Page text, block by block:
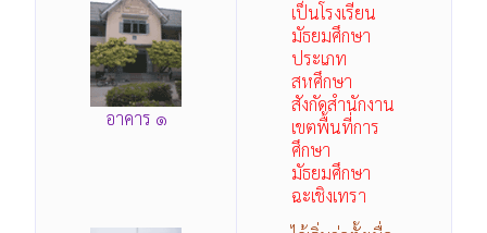
อาคาร ๑
เป็นโรงเรียน
มัธยมศึกษา
ประเภท
สหศึกษา
สังกัดสำนักงาน
เขตพื้นที่การ
ศึกษา
มัธยมศึกษา
ฉะเชิงเทรา